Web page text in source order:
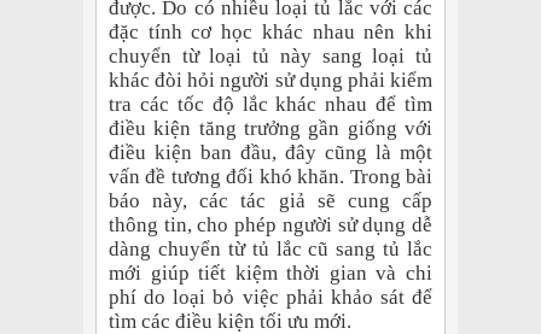
được. Do có nhiều loại tủ lắc với các
đặc tính cơ học khác nhau nên khi
chuyển từ loại tủ này sang loại tủ
khác đòi hỏi người sử dụng phải kiểm
tra các tốc độ lắc khác nhau để tìm
điều kiện tăng trưởng gần giống với
điều kiện ban đầu, đây cũng là một
vấn đề tương đối khó khăn. Trong bài
báo này, các tác giả sẽ cung cấp
thông tin, cho phép người sử dụng dễ
dàng chuyển từ tủ lắc cũ sang tủ lắc
mới giúp tiết kiệm thời gian và chi
phí do loại bỏ việc phải khảo sát để
tìm các điều kiện tối ưu mới.